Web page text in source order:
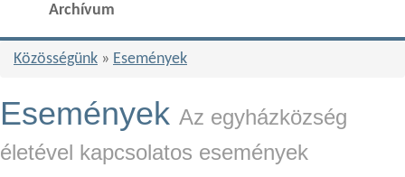
Archívum
Közösségünk » Események
Események Az egyházközség
életével kapcsolatos események